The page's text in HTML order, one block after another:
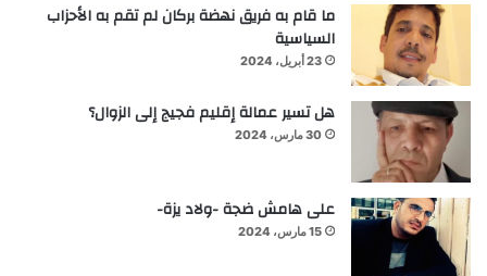
ما قام به فريق نهضة بركان لم تقم به الأحزاب
السياسية
23 أبريل، 2024
هل تسير عمالة إقليم فجيج إلى الزوال؟
30 مارس، 2024
على هامش ضجة -ولاد يزة-
15 مارس، 2024